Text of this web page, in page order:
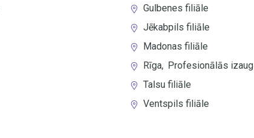
Gulbenes filiāle
Jēkabpils filiāle
Madonas filiāle
Rīga, Profesionālās
Talsu filiāle
Ventspils filiāle